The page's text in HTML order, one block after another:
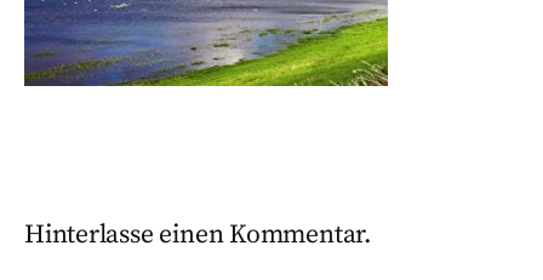
Hinterlasse einen Kommentar.